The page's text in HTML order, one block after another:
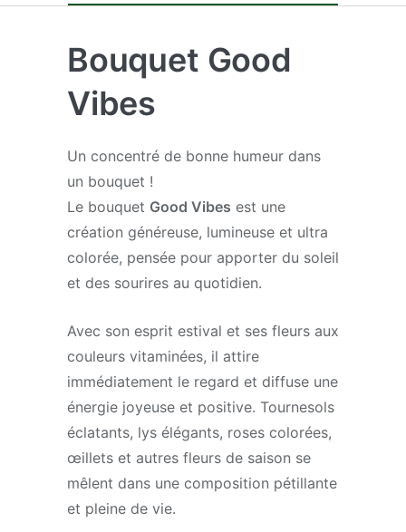
Bouquet Good
Vibes
Un concentré de bonne humeur dans
un bouquet !
Le bouquet Good Vibes est une
création généreuse, lumineuse et ultra
colorée, pensée pour apporter du soleil
et des sourires au quotidien.
Avec son esprit estival et ses fleurs aux
couleurs vitaminées, il attire
immédiatement le regard et diffuse une
énergie joyeuse et positive. Tournesols
éclatants, lys élégants, roses colorées,
œillets et autres fleurs de saison se
mêlent dans une composition pétillante
et pleine de vie.